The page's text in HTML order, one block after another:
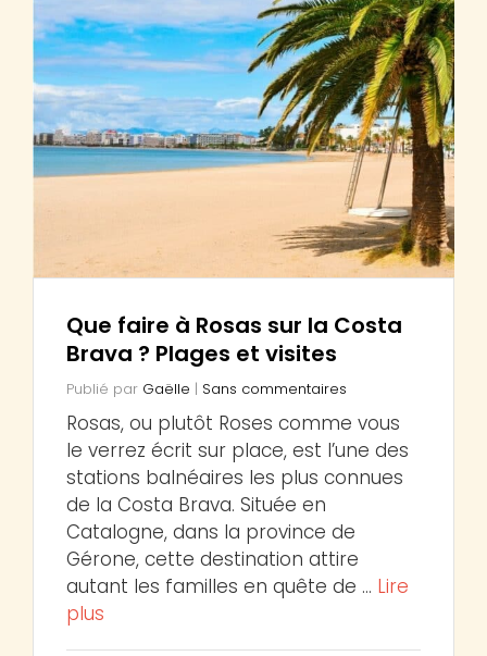
Que faire à Rosas sur la Costa
Brava ? Plages et visites
Publié par Gaëlle | Sans commentaires
Rosas, ou plutôt Roses comme vous
le verrez écrit sur place, est l’une des
stations balnéaires les plus connues
de la Costa Brava. Située en
Catalogne, dans la province de
Gérone, cette destination attire
autant les familles en quête de … Lire
plus